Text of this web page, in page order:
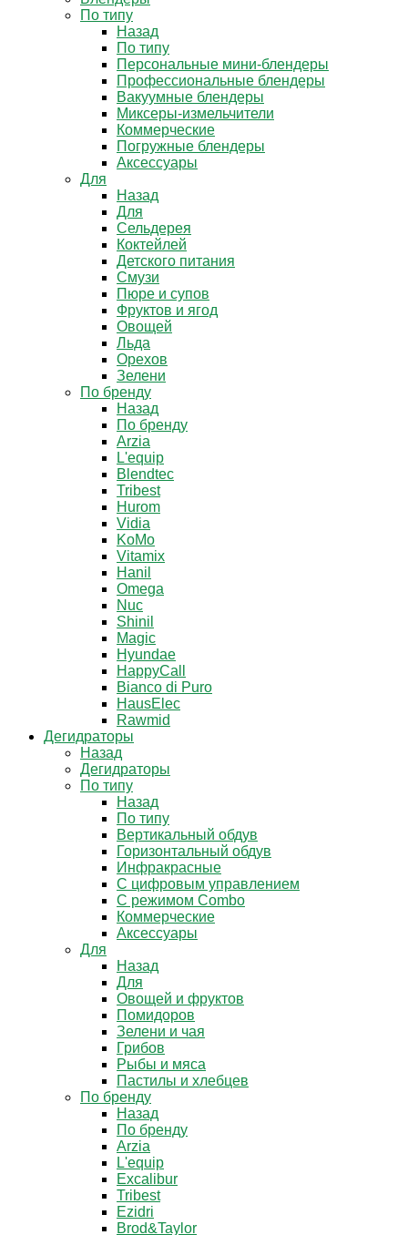
По типу
Назад
По типу
Персональные мини-блендеры
Профессиональные блендеры
Вакуумные блендеры
Миксеры-измельчители
Коммерческие
Погружные блендеры
Аксессуары
Для
Назад
Для
Сельдерея
Коктейлей
Детского питания
Смузи
Пюре и супов
Фруктов и ягод
Овощей
Льда
Орехов
Зелени
По бренду
Назад
По бренду
Arzia
L'equip
Blendtec
Tribest
Hurom
Vidia
KoMo
Vitamix
Hanil
Omega
Nuc
Shinil
Magic
Hyundae
HappyCall
Bianco di Puro
HausElec
Rawmid
Дегидраторы
Назад
Дегидраторы
По типу
Назад
По типу
Вертикальный обдув
Горизонтальный обдув
Инфракрасные
С цифровым управлением
С режимом Combo
Коммерческие
Аксессуары
Для
Назад
Для
Овощей и фруктов
Помидоров
Зелени и чая
Грибов
Рыбы и мяса
Пастилы и хлебцев
По бренду
Назад
По бренду
Arzia
L'equip
Excalibur
Tribest
Ezidri
Brod&Taylor